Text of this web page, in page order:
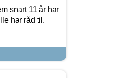
snart 11 år har
har råd til.